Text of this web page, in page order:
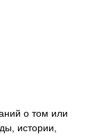
о том или
истории,